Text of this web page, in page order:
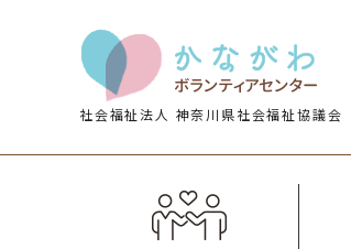
社会福祉法人 神奈川県社会福祉協議会